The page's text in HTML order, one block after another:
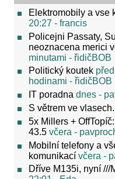
Elektromobily a vse
20:27 - francis
Policejni Passaty,
neoznacena merici
minutami - řidičBOB
Politický koutek
hodinami - řidičBOB
IT poradna dnes -
S větrem ve
5x Millers +
43.5 včera -
Mobilní telefony a
komunikací včera -
Dříve M135i, nyní ///